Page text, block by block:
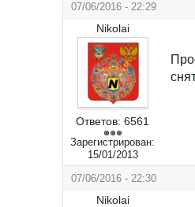
07/06/2016 - 22:29
Nikolai
Ответов: 6561
Зарегистрирован:
15/01/2013
07/06/2016 - 22:30
Nikolai